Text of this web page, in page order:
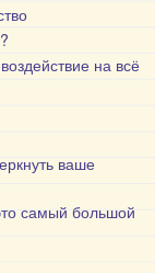
на всё
ваше
самый большой